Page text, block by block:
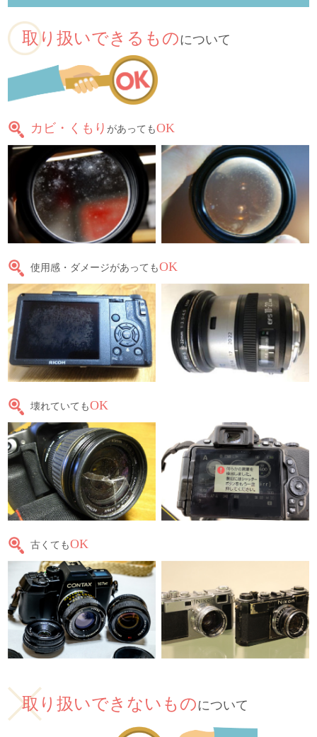
取り扱いできるものについて
カビ・くもり があってもOK
使用感・ダメージがあってもOK
壊れていてもOK
古くてもOK
取り扱いできないものについて